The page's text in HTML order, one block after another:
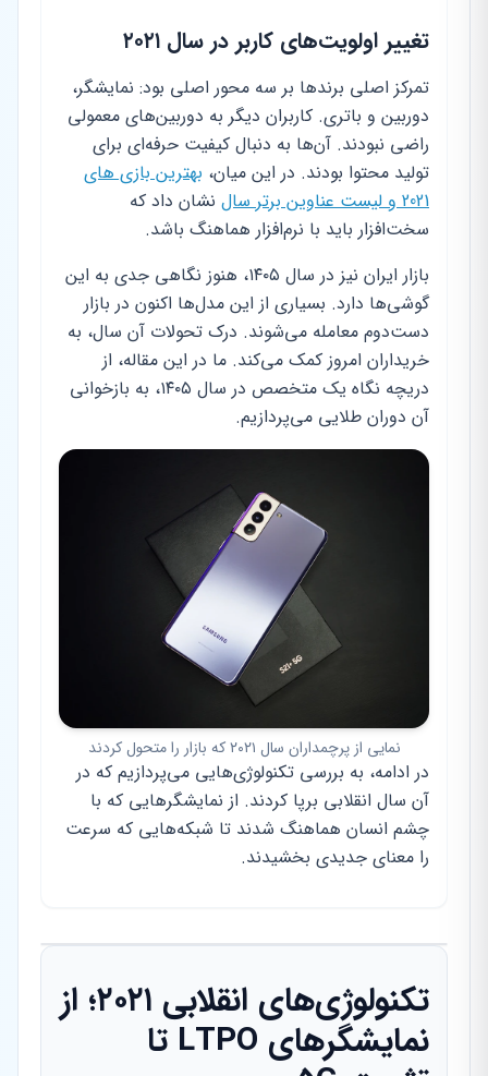
تغییر اولویت‌های کاربر در سال ۲۰۲۱
تمرکز اصلی برندها بر سه محور اصلی بود: نمایشگر،
دوربین و باتری. کاربران دیگر به دوربین‌های معمولی
راضی نبودند. آن‌ها به دنبال کیفیت حرفه‌ای برای
تولید محتوا بودند. در این میان، بهترین بازی های
2021 و لیست عناوین برتر سال
نشان داد که
سخت‌افزار باید با نرم‌افزار هماهنگ باشد.
بازار ایران نیز در سال ۱۴۰۵، هنوز نگاهی جدی به این
گوشی‌ها دارد. بسیاری از این مدل‌ها اکنون در بازار
دست‌دوم معامله می‌شوند. درک تحولات آن سال، به
خریداران امروز کمک می‌کند. ما در این مقاله، از
دریچه نگاه یک متخصص در سال ۱۴۰۵، به بازخوانی
آن دوران طلایی می‌پردازیم.
نمایی از پرچمداران سال ۲۰۲۱ که بازار را متحول کردند
در ادامه، به بررسی تکنولوژی‌هایی می‌پردازیم که در
آن سال انقلابی برپا کردند. از نمایشگرهایی که با
چشم انسان هماهنگ شدند تا شبکه‌هایی که سرعت
را معنای جدیدی بخشیدند.
تکنولوژی‌های انقلابی ۲۰۲۱؛ از
نمایشگرهای LTPO تا